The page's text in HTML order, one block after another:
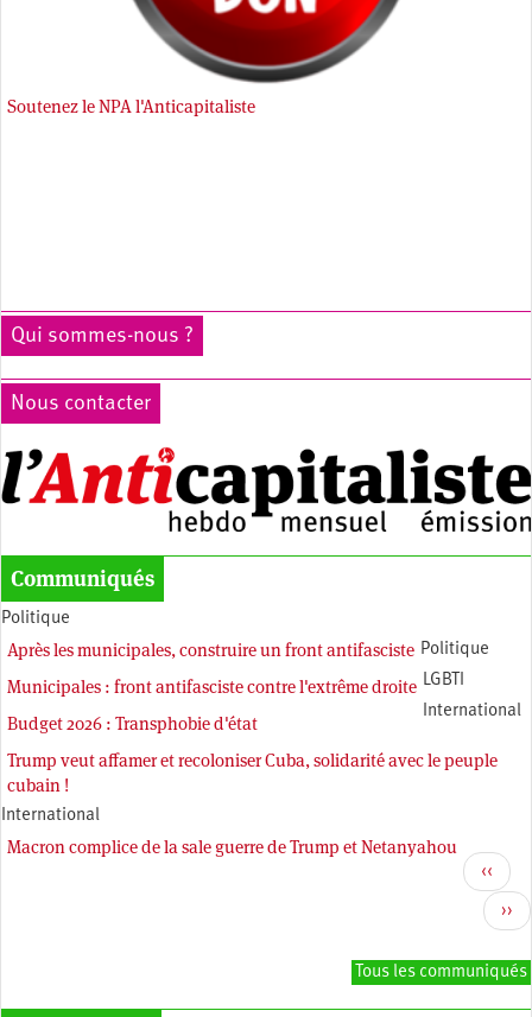
Soutenez le NPA l'Anticapitaliste
Qui sommes-nous ?
Nous contacter
Communiqués
Politique
Après les municipales, construire un front antifasciste Politique
Municipales : front antifasciste contre l'extrême droite LGBTI
Budget 2026 : Transphobie d'état
International
Trump veut affamer et recoloniser Cuba, solidarité avec le peuple
cubain !
International
​​​​​​​Macron complice de la sale guerre de Trump et Netanyahou
Pagination
Page
‹‹
››
Tous les communiqués